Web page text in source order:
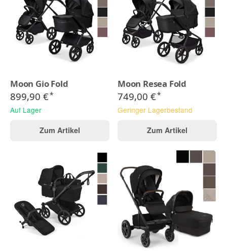
Moon Gio Fold
899,90 €*
Auf Lager
Zum Artikel
Moon Resea Fold
749,00 €*
Geringer Lagerbestand
Zum Artikel